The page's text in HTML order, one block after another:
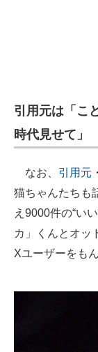
引用元は「こ
時代見せて」
なお、 引用元
猫ちゃんたちも
え9000件の“い
カ」くんとオッ
Xユーザーをも